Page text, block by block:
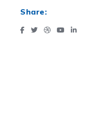
Share: